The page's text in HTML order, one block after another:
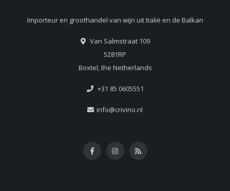
Importeur en groothandel van wijn uit Italië en de Balkan
Van Salmstraat 109
5281RP
Boxtel, the Netherlands
+31 85 0605551
info@crivino.nl